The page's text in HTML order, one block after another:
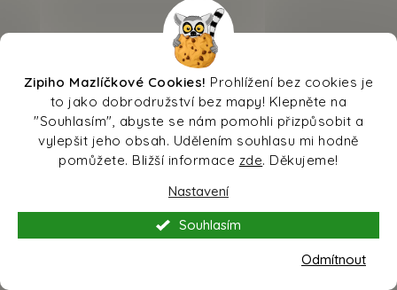
Zipiho Mazlíčkové Cookies! Prohlížení bez cookies je
to jako dobrodružství bez mapy! Klepněte na
"Souhlasím", abyste se nám pomohli přizpůsobit a
vylepšit jeho obsah. Udělením souhlasu mi hodně
pomůžete. Bližší informace zde. Děkujeme!
Nastavení
Odmítnout
Souhlasím
Vložením e-mailu souhlasíte s podmínkami ochrany
osobních údajů
Pomůžeme vám s výběrem
Potřebujete s něčím poradit? Jsme tu pro vás!